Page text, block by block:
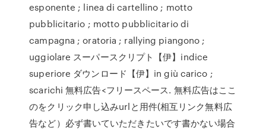
esponente ; linea di cartellino ; motto
pubblicitario ; motto pubblicitario di
campagna ; oratoria ; rallying piangono ;
uggiolare スーパースクリプト【伊】indice
superiore ダウンロード【伊】in giù carico ;
scarichi 無料広告<フリースペース. 無料広告はここ
のをクリック申し込みurlと用件(相互リンク無料広
告など）必ず書いていただきたいです書かない場合